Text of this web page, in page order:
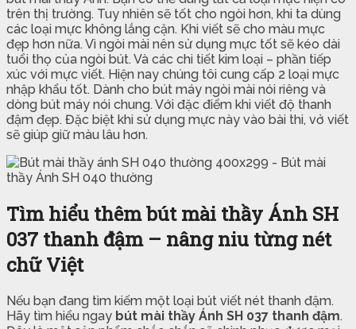
trên thị trường. Tuy nhiên sẽ tốt cho ngòi hơn, khi ta dùng
các loại mực không lắng cặn. Khi viết sẽ cho màu mực
đẹp hơn nữa. Vì ngòi mài nên sử dụng mực tốt sẽ kéo dài
tuổi thọ của ngòi bút. Và các chi tiết kim loại – phần tiếp
xúc với mực viết. Hiện nay chúng tôi cung cấp 2 loại mực
nhập khẩu tốt. Dành cho bút máy ngòi mài nói riêng và
dòng bút máy nói chung. Với đặc điểm khi viết độ thanh
đậm đẹp. Đặc biệt khi sử dụng mực này vào bài thi, vở viết
sẽ giúp giữ màu lâu hơn.
Tìm hiểu thêm bút mài thầy Ánh SH
037 thanh đậm – nâng niu từng nét
chữ Việt
Nếu bạn đang tìm kiếm một loại bút viết nét thanh đậm.
Hãy tìm hiểu ngay bút mài thầy Ánh SH 037 thanh đậm.